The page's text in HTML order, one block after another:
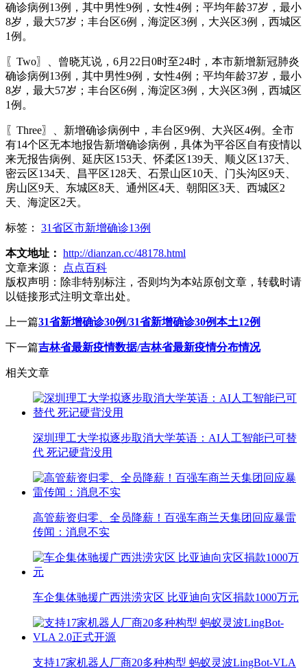
确诊病例13例，其中男性9例，女性4例；平均年龄37岁，最小
8岁，最大57岁；丰台区6例，海淀区3例，大兴区3例，西城区
1例。
〖Two〗、曾晓芃说，6月22日0时至24时，本市新增新冠肺炎
确诊病例13例，其中男性9例，女性4例；平均年龄37岁，最小
8岁，最大57岁；丰台区6例，海淀区3例，大兴区3例，西城区
1例。
〖Three〗、新增确诊病例中，丰台区9例、大兴区4例。全市
有14个区无本地报告新增确诊病例，具体为平谷区自有疫情以
来无报告病例、延庆区153天、怀柔区139天、顺义区137天、
密云区134天、昌平区128天、石景山区10天、门头沟区9天、
房山区9天、东城区8天、通州区4天、朝阳区3天、西城区2
天、海淀区2天。
标签： 31省区市新增确诊13例
本文地址： http://dianzan.cc/48178.html
文章来源：
点点百科
版权声明： 除非特别标注，否则均为本站原创文章，转载时请
以链接形式注明文章出处。
上一篇31省新增确诊30例/31省新增确诊30例本土12例
下一篇吉林省最新疫情数据/吉林省最新疫情分布情况
相关文章
深圳理工大学拟逐步取消大学英语：AI人工智能已可替
代 死记硬背没用
高管薪资归零、全员降薪！百强车商兰天集团回应暴雷
传闻：消息不实
车企集体驰援广西洪涝灾区 比亚迪向灾区捐款1000万元
支持17家机器人厂商20多种构型 蚂蚁灵波LingBot-VLA